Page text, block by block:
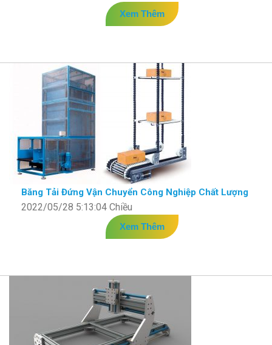
Xem Thêm
Băng Tải Đứng Vận Chuyển Công Nghiệp Chất Lượng
2022/05/28 5:13:04 Chiều
Xem Thêm